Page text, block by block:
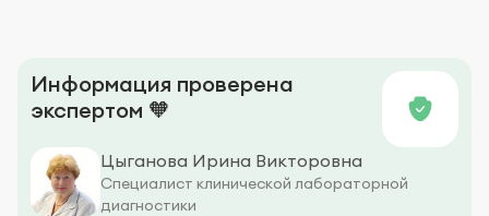
Информация проверена
экспертом 🧡
Цыганова Ирина Викторовна
Специалист клинической лабораторной
диагностики